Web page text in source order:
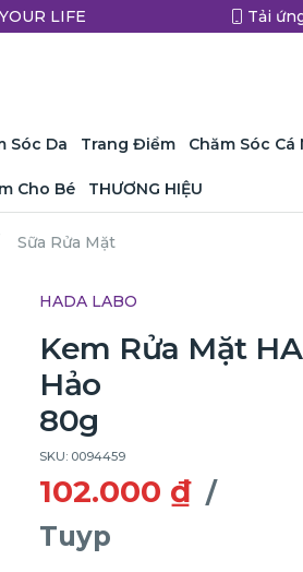
LIFE Tải
Sóc Da Trang Điểm Chăm Sóc Cá
Cho Bé THƯƠNG HIỆU
Sữa Rửa Mặt
HADA LABO
Kem Rửa Mặt
Hảo
80g
SKU: 0094459
102.000 ₫ /
Tuyp